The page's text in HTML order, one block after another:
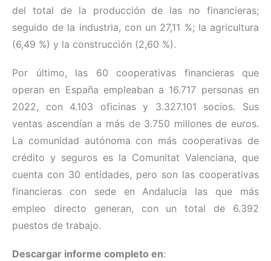
del total de la producción de las no financieras;
seguido de la industria, con un 27,11 %; la agricultura
(6,49 %) y la construcción (2,60 %).
Por último, las 60 cooperativas financieras que
operan en España empleaban a 16.717 personas en
2022, con 4.103 oficinas y 3.327.101 socios. Sus
ventas ascendían a más de 3.750 millones de euros.
La comunidad autónoma con más cooperativas de
crédito y seguros es la Comunitat Valenciana, que
cuenta con 30 entidades, pero son las cooperativas
financieras con sede en Andalucía las que más
empleo directo generan, con un total de 6.392
puestos de trabajo.
Descargar informe completo en: